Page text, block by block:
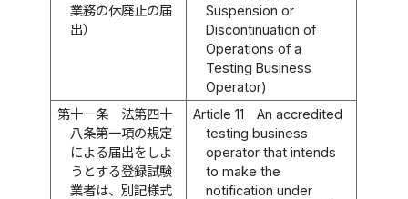
業務の休廃止の届
出）
Suspension or
Discontinuation of
Operations of a
Testing Business
Operator)
第十一条
法第四十
八条第一項の規定
による届出をしよ
うとする登録試験
業者は、別記様式
Article 11
An accredited
testing business
operator that intends
to make the
notification under